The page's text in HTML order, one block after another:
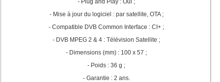
- Mise à jour du logiciel : par satellite, OTA ;
- Compatible DVB Common Interface : CI+ ;
- DVB MPEG 2 & 4 : Télévision Satellite ;
- Dimensions (mm) : 100 x 57 ;
- Poids : 36 g ;
- Garantie : 2 ans.